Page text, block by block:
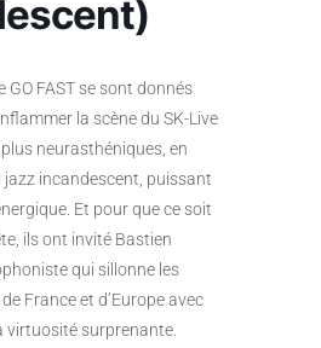
GO FAST se sont donnés
la scène du SK-Live
neurasthéniques, en
incandescent, puissant
Et pour que ce soit
ils ont invité Bastien
qui sillonne les
France et d’Europe avec
virtuosité surprenante.